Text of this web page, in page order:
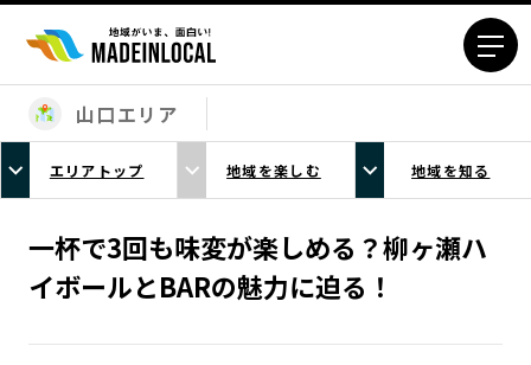
エリアから探す
北海道エリア
青森エリア
岩手エリア
秋田エリア
山形エリア
福島エリア
茨城エリア
栃木エリア
群馬エリア
山口エリア
エリアトップ 地域を楽しむ 地域を知る
一杯で3回も味変が楽しめる？柳ヶ瀬ハ
イボールとBARの魅力に迫る！